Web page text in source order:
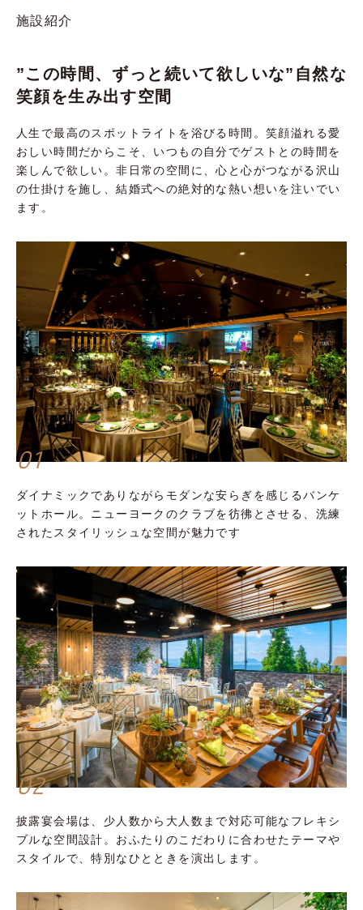
施設紹介
”この時間、ずっと続いて欲しいな” 自然な
笑顔を生み出す空間
人生で最高のスポットライトを浴びる時間。笑顔溢れる愛
おしい時間だからこそ、いつもの自分でゲストとの時間を
楽しんで欲しい。非日常の空間に、心と心がつながる沢山
の仕掛けを施し、結婚式への絶対的な熱い想いを注いでい
ます。
01
ダイナミックでありながらモダンな安らぎを感じるバンケ
ットホール。ニューヨークのクラブを彷彿とさせる、洗練
されたスタイリッシュな空間が魅力です
02
披露宴会場は、少人数から大人数まで対応可能なフレキシ
ブルな空間設計。おふたりのこだわりに合わせたテーマや
スタイルで、特別なひとときを演出します。